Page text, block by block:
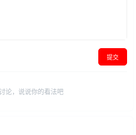
提交
论，说说你的看法吧